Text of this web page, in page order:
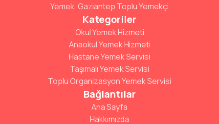
Yemek, Gaziantep Toplu Yemekçi
Kategoriler
Okul Yemek Hizmeti
Anaokul Yemek Hizmeti
Hastane Yemek Servisi
Taşımalı Yemek Servisi
Toplu Organizasyon Yemek Servisi
Bağlantılar
Ana Sayfa
Hakkımızda